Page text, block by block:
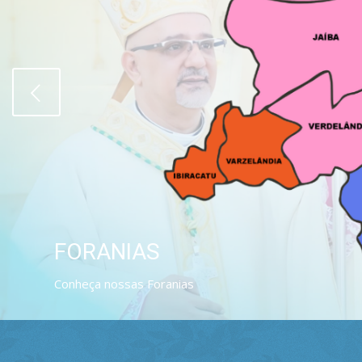
FORANIAS
Conheça nossas Foranias